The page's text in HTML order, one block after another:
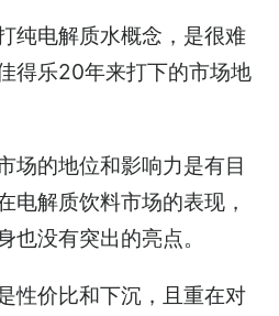
纯电解质水概念，是很难
得乐20年来打下的市场地
场的地位和影响力是有目
电解质饮料市场的表现，
也没有突出的亮点。
性价比和下沉，且重在对